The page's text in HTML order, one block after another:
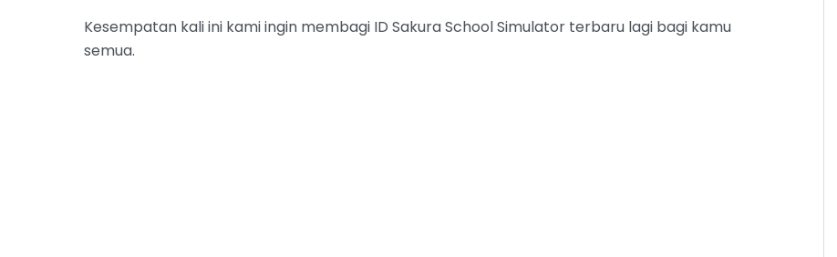
Kesempatan kali ini kami ingin membagi ID Sakura School Simulator terbaru lagi bagi kamu
semua.